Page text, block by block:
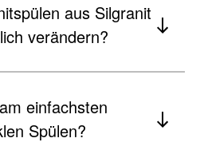
aus Silgranit
verändern?
einfachsten
Spülen?